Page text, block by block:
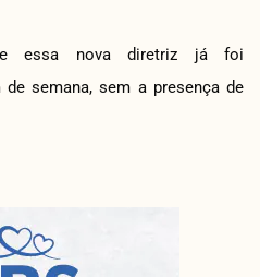
essa nova diretriz já foi
semana, sem a presença de